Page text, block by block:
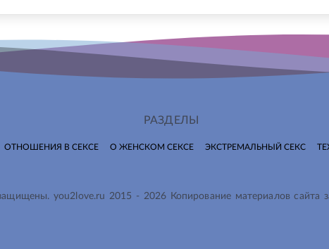
РАЗДЕЛЫ
ОТНОШЕНИЯ В СЕКСЕ О ЖЕНСКОМ СЕКСЕ ЭКСТРЕМАЛЬНЫЙ СЕКС
you2love.ru 2015 - 2026 Копирование материалов сайта